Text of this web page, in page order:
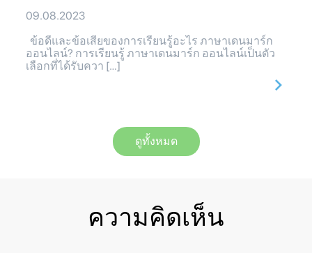
09.08.2023
ข้อดีและข้อเสียของการเรียนรู้อะไร ภาษาเดนมาร์ก
ออนไลน์? การเรียนรู้ ภาษาเดนมาร์ก ออนไลน์เป็นตัว
เลือกที่ได้รับควา […]
ดูทั้งหมด
ความคิดเห็น